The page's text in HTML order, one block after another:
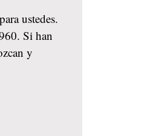
ustedes.
Si han
y